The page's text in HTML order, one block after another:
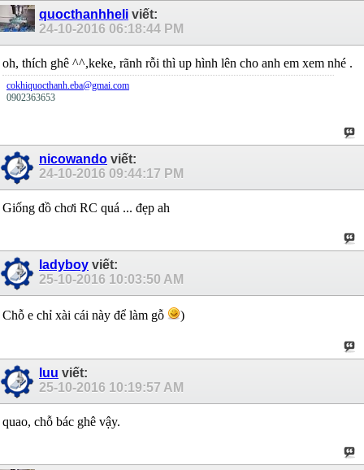
quocthanhheli viết:
24-10-2016 06:18:44 PM
oh, thích ghê ^^,keke, rãnh rỗi thì up hình lên cho anh em xem nhé .
cokhiquocthanh.eba@gmai.com
0902363653
nicowando viết:
24-10-2016 09:44:17 PM
Giống đồ chơi RC quá ... đẹp ah
ladyboy viết:
25-10-2016 10:03:50 AM
Chỗ e chỉ xài cái này để làm gỗ )
luu viết:
25-10-2016 10:19:57 AM
quao, chỗ bác ghê vậy.